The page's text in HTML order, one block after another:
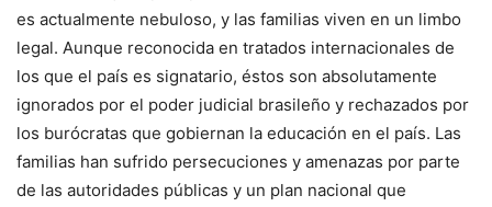
es actualmente nebuloso, y las familias viven en un limbo
legal. Aunque reconocida en tratados internacionales de
los que el país es signatario, éstos son absolutamente
ignorados por el poder judicial brasileño y rechazados por
los burócratas que gobiernan la educación en el país. Las
familias han sufrido persecuciones y amenazas por parte
de las autoridades públicas y un plan nacional que